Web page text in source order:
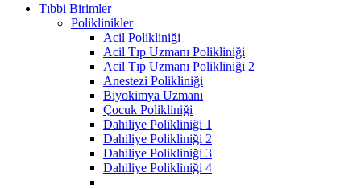
Tıbbi Birimler
Poliklinikler
Acil Polikliniği
Acil Tıp Uzmanı Polikliniği
Acil Tıp Uzmanı Polikliniği 2
Anestezi Polikliniği
Biyokimya Uzmanı
Çocuk Polikliniği
Dahiliye Polikliniği 1
Dahiliye Polikliniği 2
Dahiliye Polikliniği 3
Dahiliye Polikliniği 4